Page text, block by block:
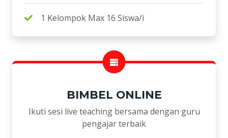
1 Kelompok Max 16 Siswa/i
BIMBEL ONLINE
Ikuti sesi live teaching bersama dengan guru
pengajar terbaik